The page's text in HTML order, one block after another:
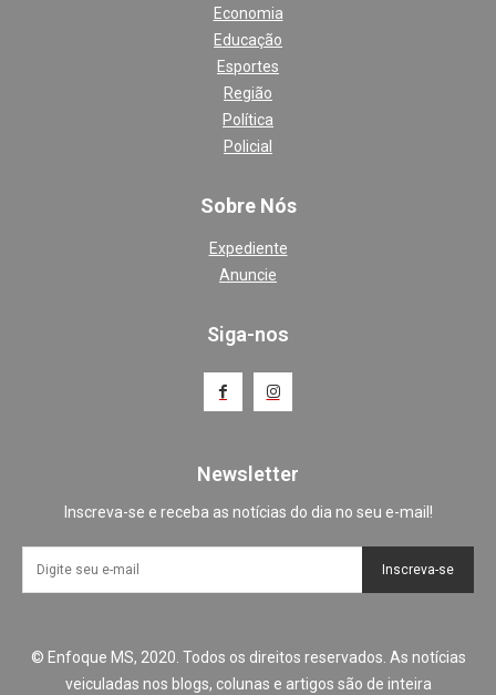
Economia
Educação
Esportes
Região
Política
Policial
Sobre Nós
Expediente
Anuncie
Siga-nos
Newsletter
Inscreva-se e receba as notícias do dia no seu e-mail!
Inscreva-se
© Enfoque MS, 2020. Todos os direitos reservados. As notícias
veiculadas nos blogs, colunas e artigos são de inteira